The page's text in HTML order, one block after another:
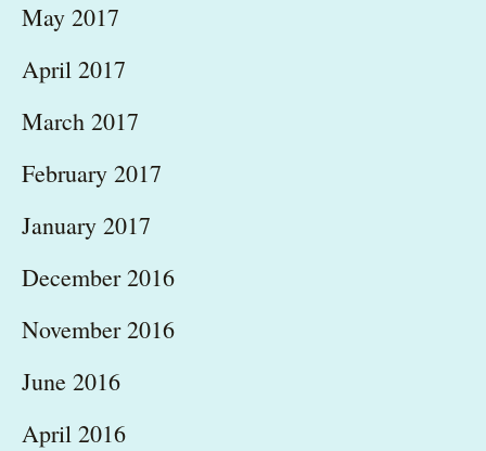
May 2017
April 2017
March 2017
February 2017
January 2017
December 2016
November 2016
June 2016
April 2016